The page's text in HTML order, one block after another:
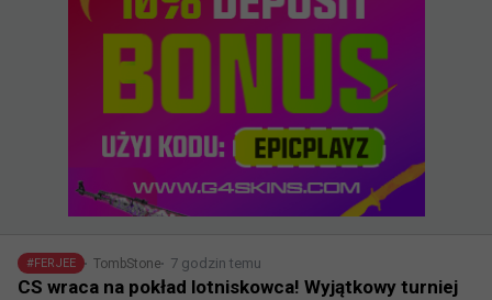
#FERJEE TombStone 7 godzin temu
CS wraca na pokład lotniskowca! Wyjątkowy turniej